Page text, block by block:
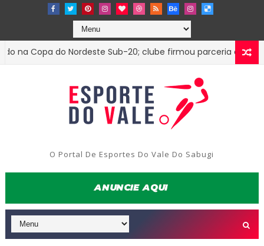
do Nordeste Sub-20; clube firmou parceria com o Treze
O Portal De Esportes Do Vale Do Sabugi